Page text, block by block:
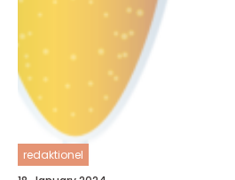
redaktionel